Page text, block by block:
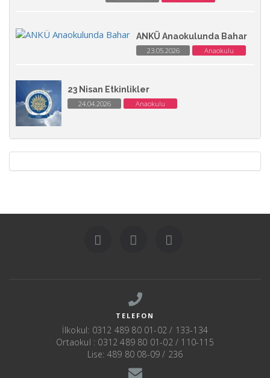
ANKÜ Anaokulunda Bahar
23.05.2026 Anaokulu
23 Nisan Etkinlikler
24.04.2026 Anaokulu
TELEFON
İlkokul: 0312 489 80 01-02 / 133-134
Ortaokul : 0312 489 80 01-02 / 110-115
Lise: 489 80 08-09 / 236